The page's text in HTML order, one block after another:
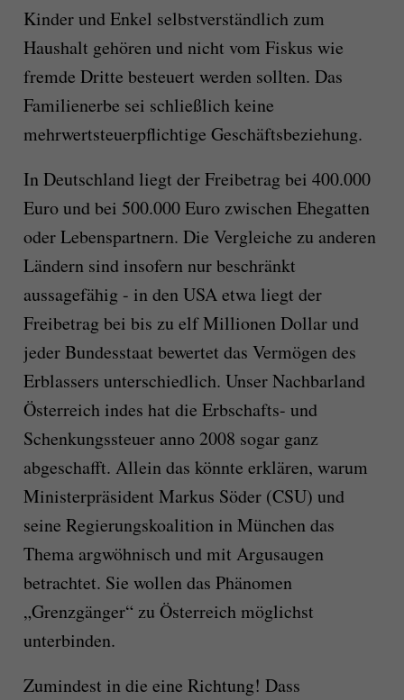
Kinder und Enkel selbstverständlich zum
Haushalt gehören und nicht vom Fiskus wie
fremde Dritte besteuert werden sollten. Das
Familienerbe sei schließlich keine
mehrwertsteuerpflichtige Geschäftsbeziehung.
In Deutschland liegt der Freibetrag bei 400.000
Euro und bei 500.000 Euro zwischen Ehegatten
oder Lebenspartnern. Die Vergleiche zu anderen
Ländern sind insofern nur beschränkt
aussagefähig - in den USA etwa liegt der
Freibetrag bei bis zu elf Millionen Dollar und
jeder Bundesstaat bewertet das Vermögen des
Erblassers unterschiedlich. Unser Nachbarland
Österreich indes hat die Erbschafts- und
Schenkungssteuer anno 2008 sogar ganz
abgeschafft. Allein das könnte erklären, warum
Ministerpräsident Markus Söder (CSU) und
seine Regierungskoalition in München das
Thema argwöhnisch und mit Argusaugen
betrachtet. Sie wollen das Phänomen
„Grenzgänger“ zu Österreich möglichst
unterbinden.
Zumindest in die eine Richtung! Dass